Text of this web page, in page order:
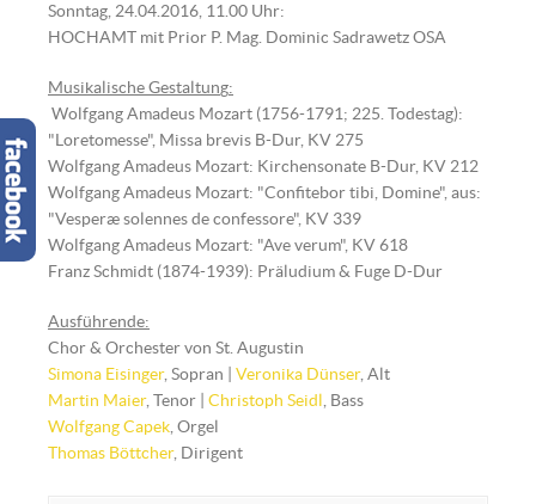
Sonntag, 24.04.2016, 11.00 Uhr:
HOCHAMT mit Prior P. Mag. Dominic Sadrawetz OSA
Musikalische Gestaltung:
Wolfgang Amadeus Mozart (1756-1791; 225. Todestag):
"Loretomesse", Missa brevis B-Dur, KV 275
Wolfgang Amadeus Mozart: Kirchensonate B-Dur, KV 212
Wolfgang Amadeus Mozart: "Confitebor tibi, Domine", aus:
"Vesperæ solennes de confessore", KV 339
Wolfgang Amadeus Mozart: "Ave verum", KV 618
Franz Schmidt (1874-1939): Präludium & Fuge D-Dur
Ausführende:
Chor & Orchester von St. Augustin
Simona Eisinger, Sopran | Veronika Dünser, Alt
Martin Maier, Tenor | Christoph Seidl , Bass
Wolfgang Capek , Orgel
Thomas Böttcher, Dirigent